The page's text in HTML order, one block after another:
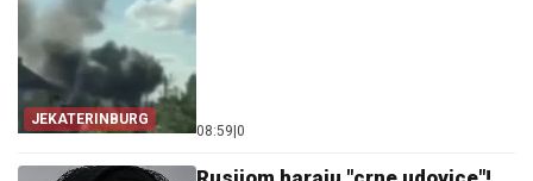
JEKATERINBURG
08:59 0